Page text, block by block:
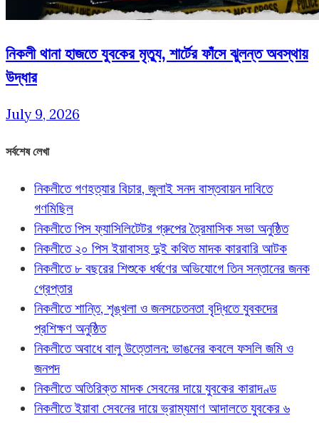
নিকলী থানা হাজতে যুবকের মৃত্যু, শার্টের ফাঁসে ঝুলন্ত অবস্থায়
উদ্ধার
July 9, 2026
সর্বশেষ লেখা
নিকলীতে গণহত্যার বিচার, জুলাই সনদ বাস্তবায়ন দাবিতে
গণমিছিল
নিকলীতে পিস ফ্যাসিলিটেটর গ্রুপের ত্রৈমাসিক সভা অনুষ্ঠিত
নিকলীতে ২০ পিস ইয়াবাসহ দুই কথিত মাদক কারবারি আটক
নিকলীতে ৮ বছরের শিশুকে ধর্ষণের অভিযোগে তিন সন্তানের জনক
গ্রেপ্তার
নিকলীতে শান্তি, শৃঙ্খলা ও জনসচেতনতা বৃদ্ধিতে যুবকদের
প্রশিক্ষণ অনুষ্ঠিত
নিকলীতে অবাধে বালু উত্তোলন: ভাঙনের কবলে ফসলি জমি ও
জনপদ
নিকলীতে অতিরিক্ত মাদক সেবনের দায়ে যুবকের কারাদণ্ড
নিকলীতে ইয়াবা সেবনের দায়ে ভ্রাম্যমাণ আদালতে যুবকের ৬